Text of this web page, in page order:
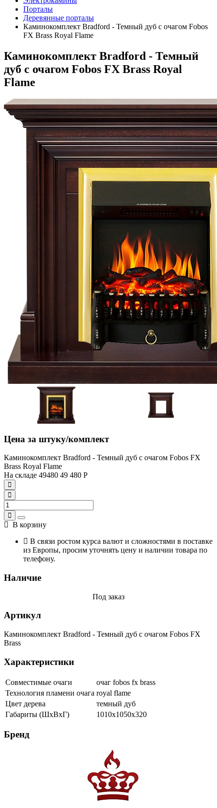
Порталы
Деревянные порталы
Каминокомплект Bradford - Темный дуб с очагом Fobos
FX Brass Royal Flame
Каминокомплект Bradford - Темный
дуб с очагом Fobos FX Brass Royal
Flame
Цена за штуку/комплект
Каминокомплект Bradford - Темный дуб с очагом Fobos FX
Brass Royal Flame
На складе 49480 49 480 Р
В корзину
В связи ростом курса валют и сложностями в поставке
из Европы, просим уточнять цену и наличии товара по
телефону.
Наличие
Под заказ
Артикул
Каминокомплект Bradford - Темный дуб с очагом Fobos FX
Brass
Характеристики
Совместимые очаги
очаг fobos fx brass
Технология пламени очага royal flame
Цвет дерева
темный дуб
Габариты (ШхВхГ)
1010x1050x320
Бренд